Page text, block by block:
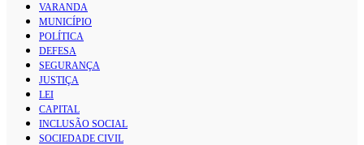
VARANDA
MUNICÍPIO
POLÍTICA
DEFESA
SEGURANÇA
JUSTIÇA
LEI
CAPITAL
INCLUSÃO SOCIAL
SOCIEDADE CIVIL